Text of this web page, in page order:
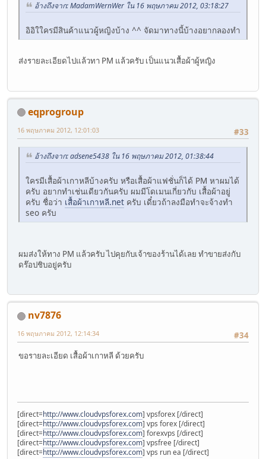
อ้างถึงจาก: MadamWernWer ใน 16 พฤษภาคม 2012, 03:18:27
อิอิใใครมีสินค้าแนวผู้หญิงบ้าง ^^ จัดมาทางนี้บ้างอยากลองทำ
ส่งรายละเอียดไปแล้วทา PM แล้วครับ เป็นแนวเสื้อผ้าผู้หญิง
eqprogroup
#33
16 พฤษภาคม 2012, 12:01:03
อ้างถึงจาก: adsene5438 ใน 16 พฤษภาคม 2012, 01:38:44
ใครมีเสื้อผ้าเกาหลีบ้างครับ หรือเสื้อผ้าแฟชั่นก็ได้ PM หาผมได้
ครับ อยากทำเช่นเดียวกันครับ ผมมีโดเมนเกี่ยวกับ เสื้อผ้าอยู่
ครับ ชื่อว่า เสื้อผ้าเกาหลี.net ครับ เดี๋ยวถ้าลงมือทำจะจ้างทำ
seo ครับ
ผมส่งให้ทาง PM แล้วครับ ไปคุยกับเจ้าของร้านได้เลย ทำขายส่งกับ
ดร๊อปชิบอยู่ครับ
nv7876
#34
16 พฤษภาคม 2012, 12:14:34
ขอรายละเอียด เสื้อผ้าเกาหลี ด้วยครับ
[direct=http://www.cloudvpsforex.com] vpsforex [/direct]
[direct=http://www.cloudvpsforex.com] vps forex [/direct]
[direct=http://www.cloudvpsforex.com] forexvps [/direct]
[direct=http://www.cloudvpsforex.com] vpsfree [/direct]
[direct=http://www.cloudvpsforex.com] vps run ea [/direct]